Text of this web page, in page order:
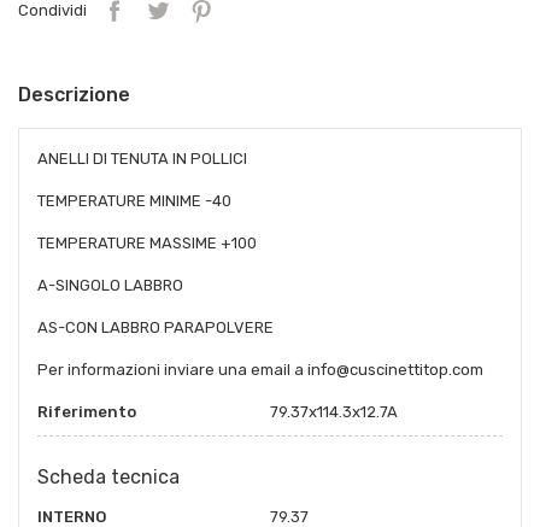
Condividi
Descrizione
ANELLI DI TENUTA IN POLLICI
TEMPERATURE MINIME -40
TEMPERATURE MASSIME +100
A-SINGOLO LABBRO
AS-CON LABBRO PARAPOLVERE
Per informazioni inviare una email a info@cuscinettitop.com
Riferimento 79.37x114.3x12.7A
Scheda tecnica
INTERNO 79.37